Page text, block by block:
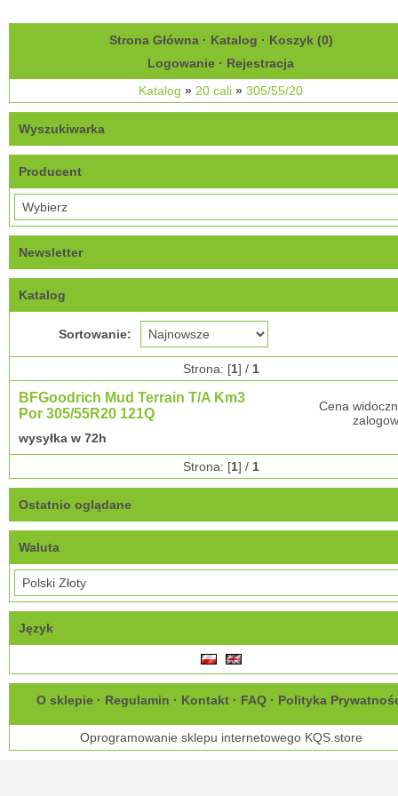
Strona Główna· Katalog · Koszyk (0)
Logowanie · Rejestracja
Katalog » 20 cali » 305/55/20
Wyszukiwarka
Producent
Newsletter
Katalog
Sortowanie:
Strona: [1] / 1
BFGoodrich Mud Terrain T/A Km3
Por 305/55R20 121Q
wysyłka w 72h
Cena
Strona: [1] / 1
Ostatnio oglądane
Waluta
Język
O sklepie · Regulamin · Kontakt · FAQ · Polityka
Oprogramowanie sklepu internetowegoKQS.store